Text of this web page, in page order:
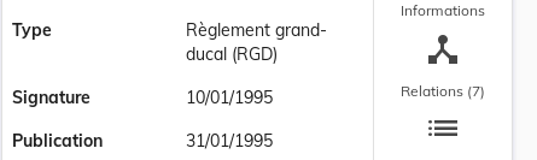
Type
Règlement grand-
ducal (RGD)
Signature
10/01/1995
Publication
31/01/1995
Informations
device_hub
Relations (7)
list